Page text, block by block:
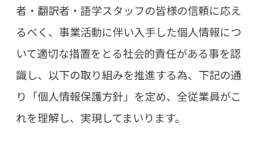
者・翻訳者・語学スタッフの皆様の信頼に応え
るべく、事業活動に伴い入手した個人情報につ
いて適切な措置をとる社会的責任がある事を認
識し、以下の取り組みを推進する為、下記の通
り「個人情報保護方針」を定め、全従業員がこ
れを理解し、実現してまいります。